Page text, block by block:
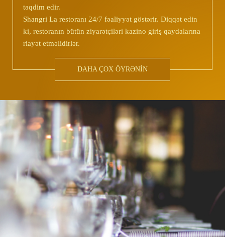
təqdim edir.
Shangri La restoranı 24/7 fəaliyyət göstərir. Diqqət edin
ki, restoranın bütün ziyarətçiləri kazino giriş qaydalarına
riayət etməlidirlər.
DAHA ÇOX ÖYRƏNİN